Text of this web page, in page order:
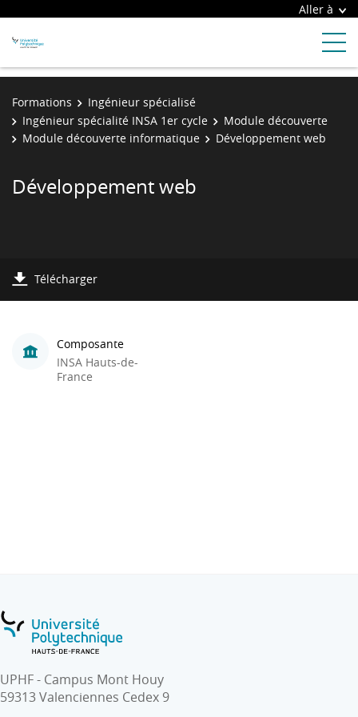
Aller à
Formations
Ingénieur spécialisé
Ingénieur spécialité INSA 1er cycle
Module découverte
Module découverte informatique
Développement web
Développement web
Télécharger
Composante
INSA Hauts-de-
France
UPHF - Campus Mont Houy
59313 Valenciennes Cedex 9